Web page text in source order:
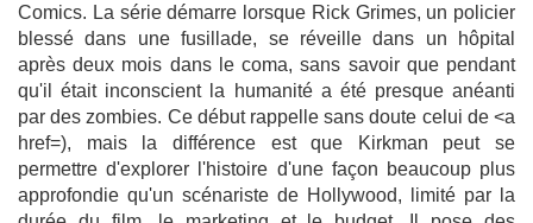
Comics. La série démarre lorsque Rick Grimes, un policier
blessé dans une fusillade, se réveille dans un hôpital
après deux mois dans le coma, sans savoir que pendant
qu'il était inconscient la humanité a été presque anéanti
par des zombies. Ce début rappelle sans doute celui de <a
href=), mais la différence est que Kirkman peut se
permettre d'explorer l'histoire d'une façon beaucoup plus
approfondie qu'un scénariste de Hollywood, limité par la